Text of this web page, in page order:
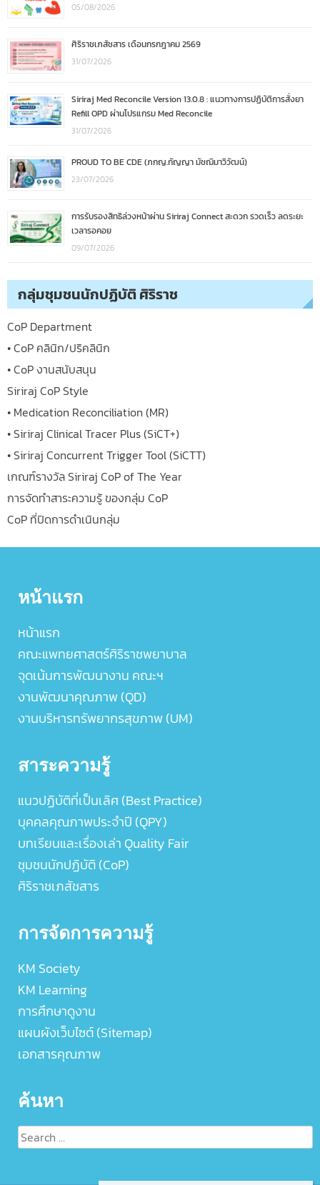
05/08/2026
ศิริราชเภสัชสาร เดือนกรกฎาคม 2569
31/07/2026
Siriraj Med Reconcile Version 13.0.8 : แนวทางการปฏิบัติการสั่งยา
Refill OPD ผ่านโปรแกรม Med Reconcile
31/07/2026
PROUD TO BE CDE (ภกญ.กัญญา มัชฌิมาวิวัฒน์)
23/07/2026
การรับรองสิทธิล่วงหน้าผ่าน Siriraj Connect สะดวก รวดเร็ว ลดระยะ
เวลารอคอย
09/07/2026
กลุ่มชุมชนนักปฏิบัติ ศิริราช
CoP Department
• CoP คลินิก/ปริคลินิก
• CoP งานสนับสนุน
Siriraj CoP Style
• Medication Reconciliation (MR)
• Siriraj Clinical Tracer Plus (SiCT+)
• Siriraj Concurrent Trigger Tool (SiCTT)
เกณฑ์รางวัล Siriraj CoP of The Year
การจัดทำสาระความรู้ ของกลุ่ม CoP
CoP ที่ปิดการดำเนินกลุ่ม
หน้าแรก
หน้าแรก
คณะแพทยศาสตร์ศิริราชพยาบาล
จุดเน้นการพัฒนางาน คณะฯ
งานพัฒนาคุณภาพ (QD)
งานบริหารทรัพยากรสุขภาพ (UM)
สาระความรู้
แนวปฏิบัติที่เป็นเลิศ (Best Practice)
บุคคลคุณภาพประจำปี (QPY)
บทเรียนและเรื่องเล่า Quality Fair
ชุมชนนักปฏิบัติ (CoP)
ศิริราชเภสัชสาร
การจัดการความรู้
KM Society
KM Learning
การศึกษาดูงาน
แผนผังเว็บไซต์ (Sitemap)
เอกสารคุณภาพ
ค้นหา
Search
for: